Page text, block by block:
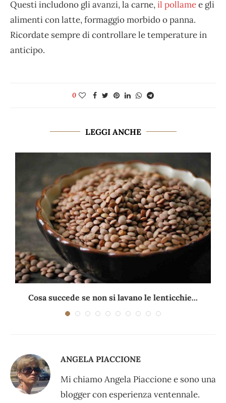
Questi includono gli avanzi, la carne,il pollamee gli
alimenti con latte, formaggio morbido o panna.
Ricordate sempre di controllare le temperature in
anticipo.
0
LEGGI ANCHE
Cosa succede se non si lavano le lenticchie...
ANGELA PIACCIONE
Mi chiamo Angela Piaccione e sono una
blogger con esperienza ventennale.